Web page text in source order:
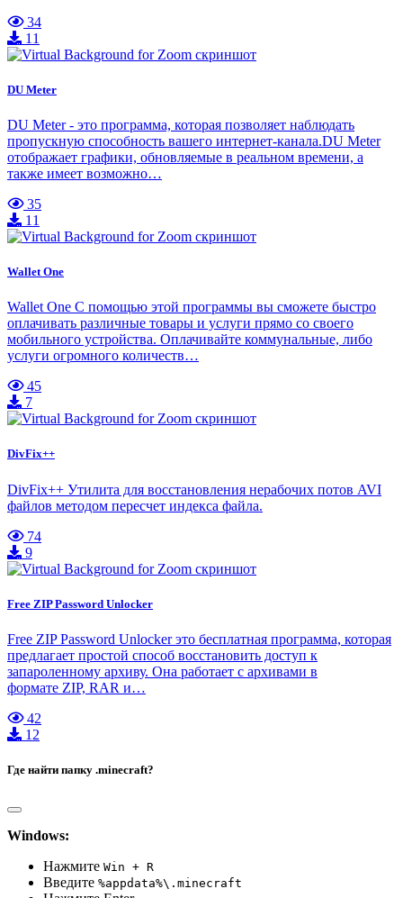
34
11
DU Meter
DU Meter - это программа, которая позволяет наблюдать
пропускную способность вашего интернет-канала.DU Meter
отображает графики, обновляемые в реальном времени, а
также имеет возможно…
35
11
Wallet One
Wallet One С помощью этой программы вы сможете быстро
оплачивать различные товары и услуги прямо со своего
мобильного устройства. Оплачивайте коммунальные, либо
услуги огромного количеств…
45
7
DivFix++
DivFix++ Утилита для восстановления нерабочих потов AVI
файлов методом пересчет индекса файла.
74
9
Free ZIP Password Unlocker
Free ZIP Password Unlocker это бесплатная программа, которая
предлагает простой способ восстановить доступ к
запароленному архиву. Она работает с архивами в
формате ZIP, RAR и…
42
12
Где найти папку .minecraft?
Windows:
Нажмите Win + R
Введите %appdata%\.minecraft